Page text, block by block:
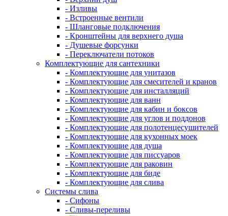
- Изливы
- Встроенные вентили
- Шланговые подключения
- Кронштейны для верхнего душа
- Душевые форсунки
- Переключатели потоков
Комплектующие для сантехники
- Комплектующие для унитазов
- Комплектующие для смесителей и кранов
- Комплектующие для инсталляций
- Комплектующие для ванн
- Комплектующие для кабин и боксов
- Комплектующие для углов и поддонов
- Комплектующие для полотенцесушителей
- Комплектующие для кухонных моек
- Комплектующие для душа
- Комплектующие для писсуаров
- Комплектующие для раковин
- Комплектующие для биде
- Комплектующие для слива
Системы слива
- Сифоны
- Сливы-переливы